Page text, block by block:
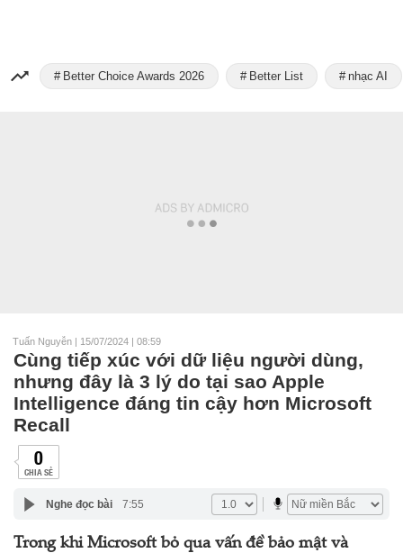
Better Choice Awards 2026 Better List nhạc AI
Tuấn Nguyễn | 15/07/2024 | 08:59
Cùng tiếp xúc với dữ liệu người dùng,
nhưng đây là 3 lý do tại sao Apple
Intelligence đáng tin cậy hơn Microsoft
Recall
0
CHIA SẺ
Nghe đọc bài 7:55
Trong khi Microsoft bỏ qua vấn đề bảo mật và